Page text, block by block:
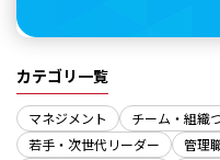
カテゴリ一覧
マネジメント チーム・組織
若手・次世代リーダー
管理